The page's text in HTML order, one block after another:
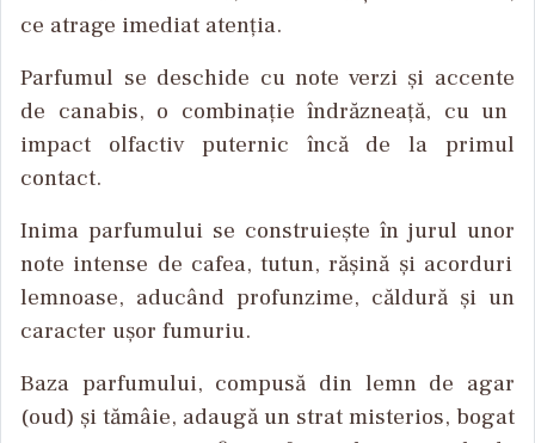
ce atrage imediat atenția.
Parfumul se deschide cu note verzi și accente
de canabis, o combinație îndrăzneață, cu un
impact olfactiv puternic încăde laprimul
contact.
Inima parfumului se construiește în jurul unor
note intense de cafea, tutun,rășină și acorduri
lemnoase, aducând profunzime, căldură și un
caracter ușor fumuriu.
Baza parfumului, compusă din lemnde agar
(oud) și tămâie, adaugă un strat misterios, bogat